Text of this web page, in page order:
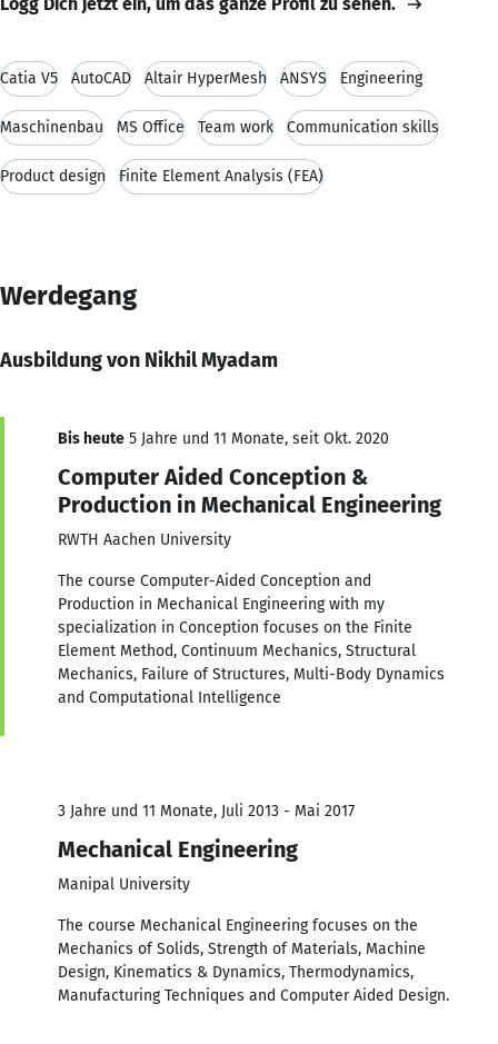
Catia V5 AutoCAD Altair HyperMesh ANSYS Engineering
Maschinenbau MS Office Team work Communication skills
Product design Finite Element Analysis (FEA)
Werdegang
Ausbildung von Nikhil Myadam
Bis heute 5 Jahre und 11 Monate, seit Okt. 2020
Computer Aided Conception &
Production in Mechanical Engineering
RWTH Aachen University
The course Computer-Aided Conception and
Production in Mechanical Engineering with my
specialization in Conception focuses on the Finite
Element Method, Continuum Mechanics, Structural
Mechanics, Failure of Structures, Multi-Body Dynamics
and Computational Intelligence
3 Jahre und 11 Monate, Juli 2013 - Mai 2017
Mechanical Engineering
Manipal University
The course Mechanical Engineering focuses on the
Mechanics of Solids, Strength of Materials, Machine
Design, Kinematics & Dynamics, Thermodynamics,
Manufacturing Techniques and Computer Aided Design.